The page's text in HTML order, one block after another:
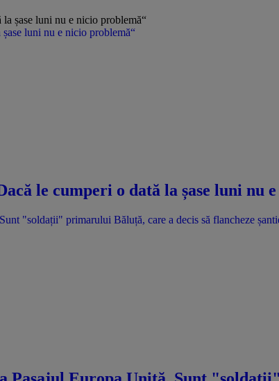
luni nu e nicio problemă“
le cumperi o dată la șase luni nu
"soldații" primarului Băluță, care a decis să flancheze